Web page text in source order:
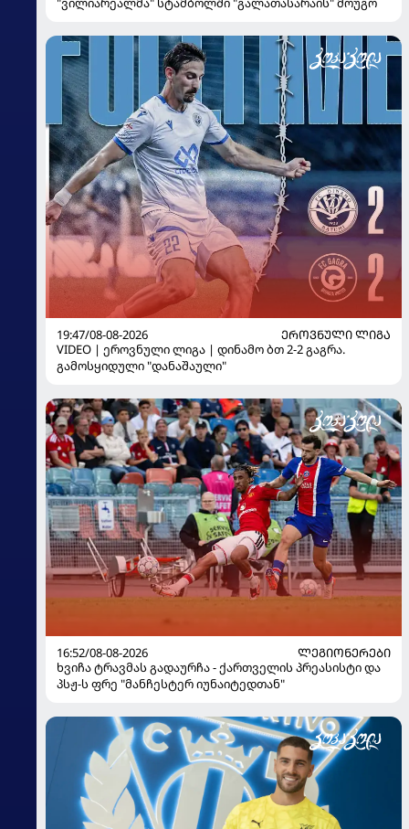
19:47/08-08-2026
ᲔᲠᲝᲕᲜᲣᲚᲘ ᲚᲘᲒᲐ
VIDEO | ეროვნული ლიგა | დინამო ბთ 2-2 გაგრა.
გამოსყიდული "დანაშაული"
16:52/08-08-2026
ᲚᲔᲒᲘᲝᲜᲔᲠᲔᲑᲘ
ხვიჩა ტრავმას გადაურჩა - ქართველის პრეასისტი და
პსჟ-ს ფრე "მანჩესტერ იუნაიტედთან"